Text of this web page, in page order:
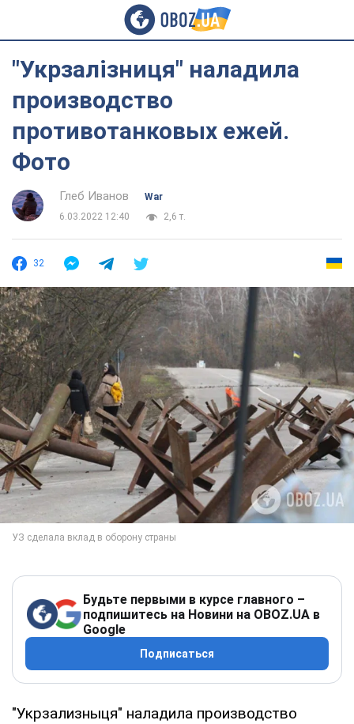
"Укрзалізниця" наладила
производство
противотанковых ежей.
Фото
Глеб Иванов
War
6.03.2022 12:40
2,6 т.
32
Будьте первыми в курсе главного –
подпишитесь на Новини на OBOZ.UA в
Google
Подписаться
"Укрзализныця" наладила производство